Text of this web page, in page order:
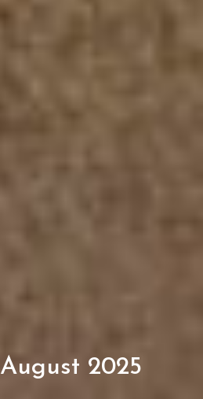
August 2025